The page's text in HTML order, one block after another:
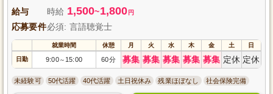
給与 時給 1,500~1,800 円
応募要件必須: 言語聴覚士
就業時間 休憩 月 火 水 木 金 土 日
日勤 9:00～ 15:00 60分 募集 募集 募集 募集 募集 定休 定休
未経験可 50代活躍 40代活躍 土日祝休み 残業ほぼなし 社会保険完備